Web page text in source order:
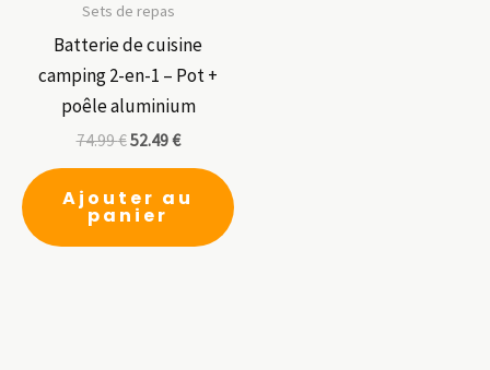
Sets de repas
Batterie de cuisine
camping 2-en-1 – Pot +
poêle aluminium
74.99€52.49€
Ajouter au
panier